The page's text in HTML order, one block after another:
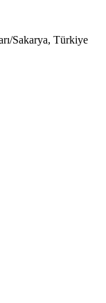
Sakarya, Türkiye